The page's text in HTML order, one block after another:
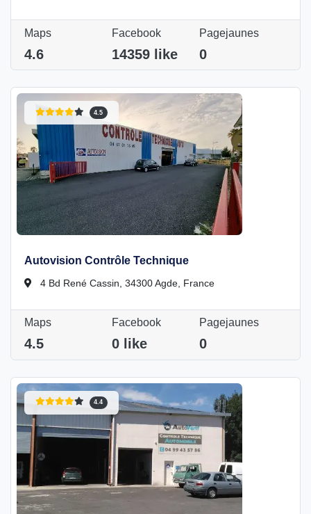
Maps
4.6
Facebook
14359 like
Pagejaunes
0
4.5
Autovision Contrôle Technique
4 Bd René Cassin, 34300 Agde, France
Maps
4.5
Facebook
0 like
Pagejaunes
0
4.4